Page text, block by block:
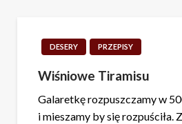
DESERY PRZEPISY
Wiśniowe Tiramisu
Galaretkę rozpuszczamy w
i mieszamy by się rozpuściła.